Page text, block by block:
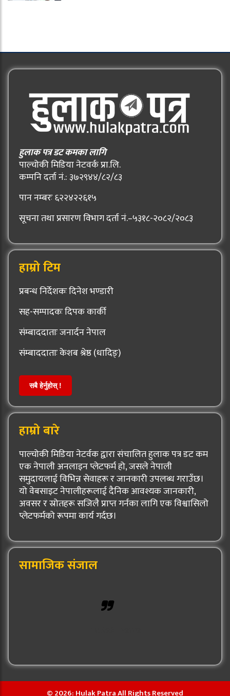
हुलाक पत्र डट कमका लागि
पाल्चोकी मिडिया नेटवर्क प्रा.लि.
कम्पनि दर्ता नं.: ३७२९४४/८२/८३
पान नम्बरः ६२२४२२६१५
सूचना तथा प्रसारण विभाग दर्ता नं.–५३१८-२०८२/२०८३
हाम्रो टिम
प्रबन्ध निर्देशकः दिनेश भण्डारी
सह-सम्पादकः दिपक कार्की
संम्बाददाताः जनार्दन नेपाल
संम्बाददाताः केशब श्रेष्ठ (धादिङ्)
सबै हेर्नुहोस् !
हाम्रो बारे
पाल्चोकी मिडिया नेटर्वक द्वारा संचालित हुलाक पत्र डट कम
एक नेपाली अनलाइन प्लेटफर्म हो, जसले नेपाली
समुदायलाई विभिन्न सेवाहरू र जानकारी उपलब्ध गराउँछ।
यो वेबसाइट नेपालीहरूलाई दैनिक आवश्यक जानकारी,
अवसर र स्रोतहरू सजिलै प्राप्त गर्नका लागि एक विश्वासिलो
प्लेटफर्मको रूपमा कार्य गर्दछ।
सामाजिक संजाल
© 2026: Hulak Patra All Rights Reserved